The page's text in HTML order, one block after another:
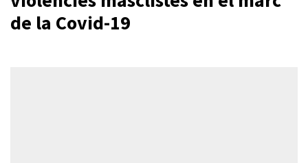
de la Covid-19